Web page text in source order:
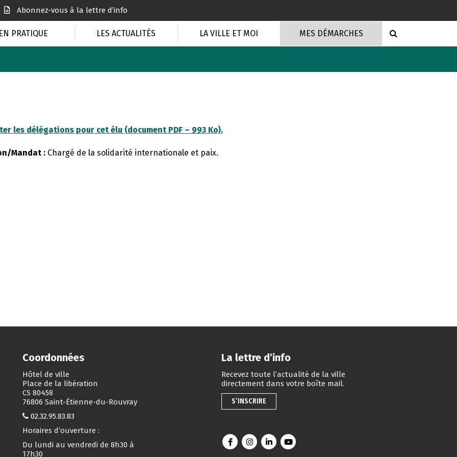
Abonnez-vous à la lettre d’info
EN PRATIQUE LES ACTUALITÉS LA VILLE ET MOI MES DÉMARCHES
les délégations pour cet élu (document PDF – 993 Ko).
Mandat :Chargé de la solidarité internationale et paix.
Coordonnées
Hôtel de ville
Place de la libération
CS 80458
76806 Saint-Étienne-du-Rouvray
02.32.95.83.83
Horaires d’ouverture :
Du lundi au vendredi de 8h30 à
17h30
La lettre d’info
Recevez toute l’actualité de la ville
directement dans votre boîte mail.
S’INSCRIRE
Lien vers le compte Facebook
Lien vers le compte Instagram
Lien vers le compte Linkedin
Lien vers la chaîne Youtube